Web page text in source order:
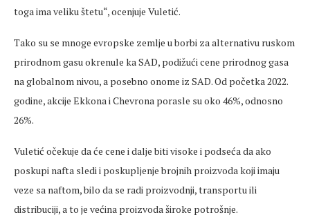
toga ima veliku štetu“, ocenjuje Vuletić.
Tako su se mnoge evropske zemlje u borbi za alternativu ruskom
prirodnom gasu okrenule ka SAD, podižući cene prirodnog gasa
na globalnom nivou, a posebno onome iz SAD. Od početka 2022.
godine, akcije Ekkona i Chevrona porasle su oko 46%, odnosno
26%.
Vuletić očekuje da će cene i dalje biti visoke i podseća da ako
poskupi nafta sledi i poskupljenje brojnih proizvoda koji imaju
veze sa naftom, bilo da se radi proizvodnji, transportu ili
distribuciji, a to je većina proizvoda široke potrošnje.